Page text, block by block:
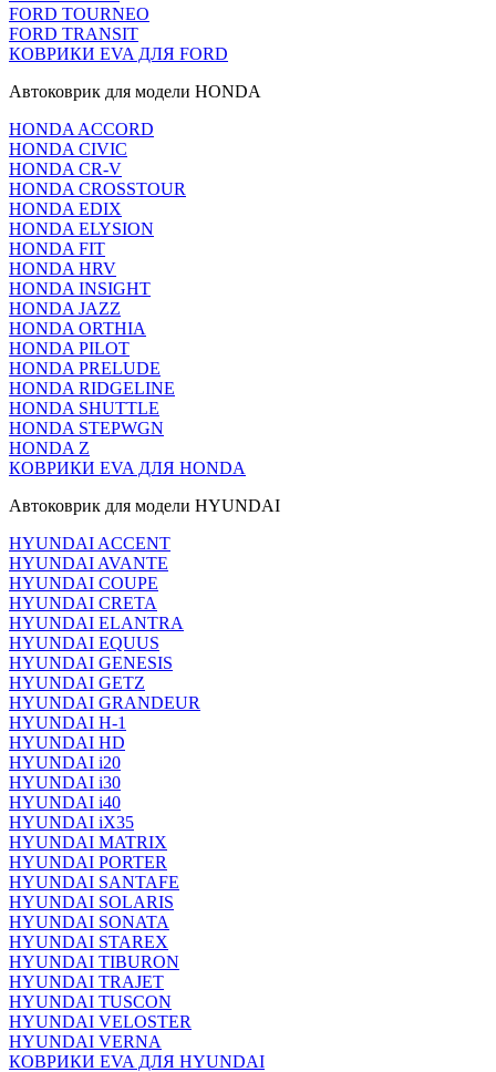
FORD TOURNEO
FORD TRANSIT
КОВРИКИ EVA ДЛЯ FORD
Автоковрик для модели HONDA
HONDA ACCORD
HONDA CIVIC
HONDA CR-V
HONDA CROSSTOUR
HONDA EDIX
HONDA ELYSION
HONDA FIT
HONDA HRV
HONDA INSIGHT
HONDA JAZZ
HONDA ORTHIA
HONDA PILOT
HONDA PRELUDE
HONDA RIDGELINE
HONDA SHUTTLE
HONDA STEPWGN
HONDA Z
КОВРИКИ EVA ДЛЯ HONDA
Автоковрик для модели HYUNDAI
HYUNDAI ACCENT
HYUNDAI AVANTE
HYUNDAI COUPE
HYUNDAI CRETA
HYUNDAI ELANTRA
HYUNDAI EQUUS
HYUNDAI GENESIS
HYUNDAI GETZ
HYUNDAI GRANDEUR
HYUNDAI H-1
HYUNDAI HD
HYUNDAI i20
HYUNDAI i30
HYUNDAI i40
HYUNDAI iX35
HYUNDAI MATRIX
HYUNDAI PORTER
HYUNDAI SANTAFE
HYUNDAI SOLARIS
HYUNDAI SONATA
HYUNDAI STAREX
HYUNDAI TIBURON
HYUNDAI TRAJET
HYUNDAI TUSCON
HYUNDAI VELOSTER
HYUNDAI VERNA
КОВРИКИ EVA ДЛЯ HYUNDAI